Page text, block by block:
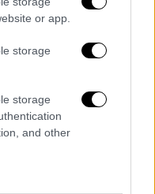
or app.
storage
storage
and other
ένα μαγικό
στους
μπόρεσε να
πλάσαρε
ήρθαν πριν την
με τη Θέλτα να
τη